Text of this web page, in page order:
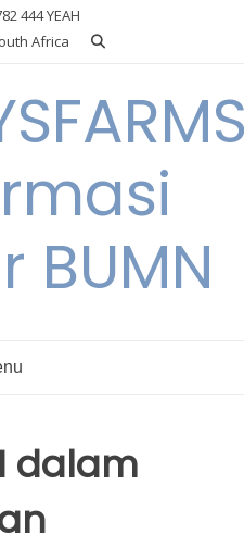
444 YEAH
Africa
BUMN
dalam